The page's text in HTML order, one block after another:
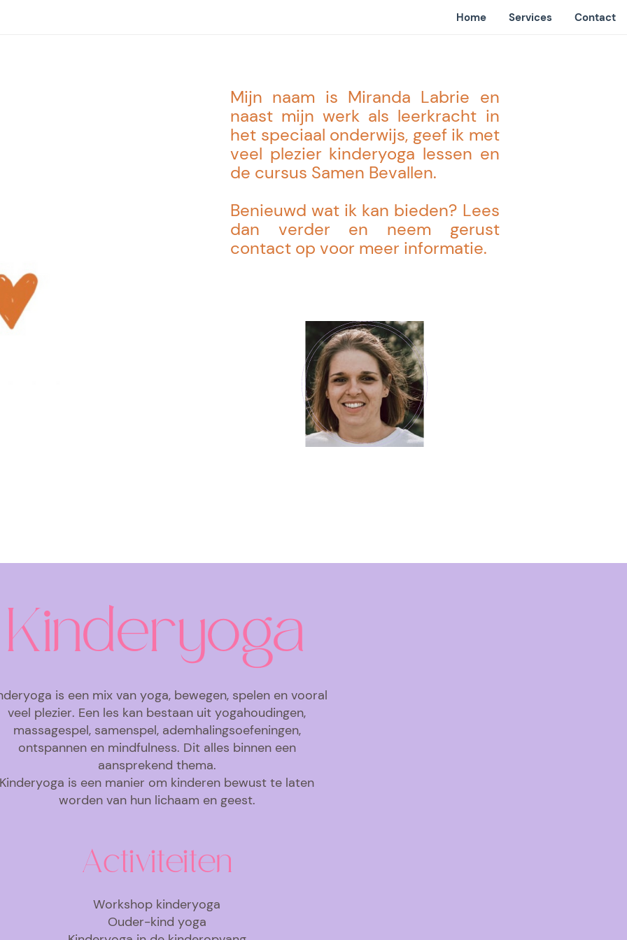
Home Services Contact
Mijn naam is Miranda Labrie en
naast mijn werk als leerkracht in
het speciaal onderwijs, geef ik met
veel plezier kinderyoga lessen en
de cursus Samen Bevallen.
Benieuwd wat ik kan bieden? Lees
dan verder en neem gerust
contact op voor meer informatie.
Kinderyoga
is een mix van yoga, bewegen, spelen en vooral
veel plezier. Een les kan bestaan uit yogahoudingen,
massagespel, samenspel, ademhalingsoefeningen,
ontspannen en mindfulness. Dit alles binnen een
aansprekend thema.
Kinderyoga is een manier om kinderen bewust te laten
worden van hun lichaam en geest.
Activiteiten
Workshop kinderyoga
Ouder-kind yoga